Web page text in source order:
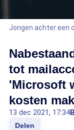
Jongen achter een
tot
'Microsoft
kosten
13 dec 2021, 17:34
Delen